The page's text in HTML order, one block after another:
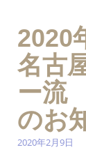
2020
名古
ー流
のお
2020年2月9日